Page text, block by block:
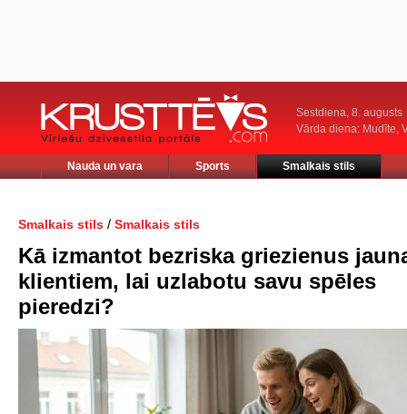
Sestdiena, 8. augusts
Vārda diena: Mudīte,
Nauda un vara Sports Smalkais stils
Smalkais stils / Smalkais stils
Kā izmantot bezriska griezienus
klientiem, lai uzlabotu savu spēles
pieredzi?